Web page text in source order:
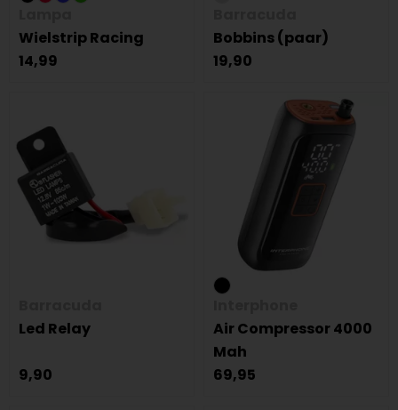
Wielstrip Racing
14,99
Bobbins (paar)
19,90
Led Relay
9,90
Air Compressor 4000
Mah
69,95